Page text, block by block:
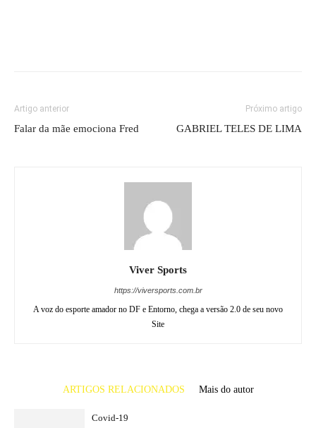
Artigo anterior
Falar da mãe emociona Fred
Próximo artigo
GABRIEL TELES DE LIMA
Viver Sports
https://viversports.com.br
A voz do esporte amador no DF e Entorno, chega a versão 2.0 de seu novo
Site
ARTIGOS RELACIONADOS Mais do autor
Covid-19